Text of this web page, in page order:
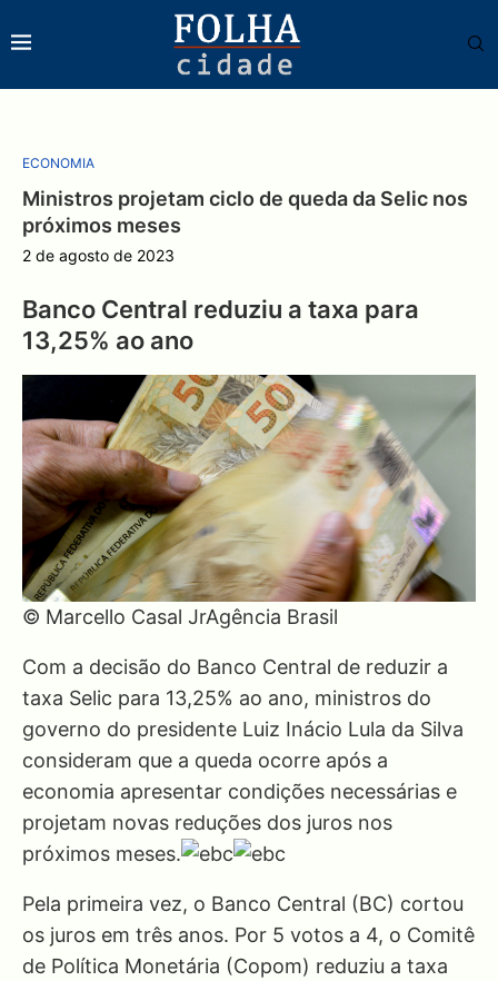
ECONOMIA
Ministros projetam ciclo de queda da Selic nos
próximos meses
2 de agosto de 2023
Banco Central reduziu a taxa para
13,25% ao ano
© Marcello Casal JrAgência Brasil
Com a decisão do Banco Central de reduzir a
taxa Selic para 13,25% ao ano, ministros do
governo do presidente Luiz Inácio Lula da Silva
consideram que a queda ocorre após a
economia apresentar condições necessárias e
projetam novas reduções dos juros nos
próximos meses.
Pela primeira vez, o Banco Central (BC) cortou
os juros em três anos. Por 5 votos a 4, o Comitê
de Política Monetária (Copom) reduziu a taxa